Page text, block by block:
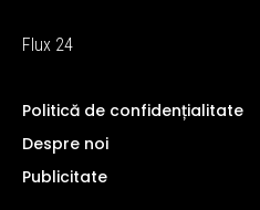
Flux 24
Politică de confidențialitate
Despre noi
Publicitate